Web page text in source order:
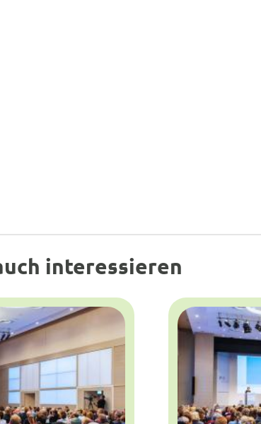
interessieren